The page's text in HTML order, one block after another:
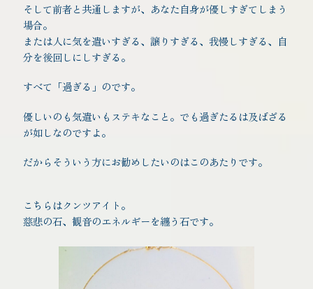
そして前者と共通しますが、あなた自身が優しすぎてしまう
場合。
または人に気を遣いすぎる、譲りすぎる、我慢しすぎる、自
分を後回しにしすぎる。
すべて「過ぎる」のです。
優しいのも気遣いもステキなこと。でも過ぎたるは及ばざる
が如しなのですよ。
だからそういう方にお勧めしたいのはこのあたりです。
こちらはクンツアイト。
慈悲の石、観音のエネルギーを纏う石です。